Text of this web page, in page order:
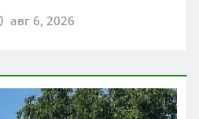
авг 6, 2026